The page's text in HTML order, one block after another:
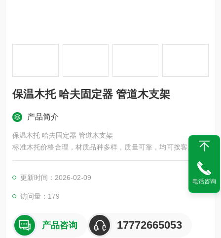
保温木托 哈夫固定器 管道木支架
产品简介
保温木托 哈夫固定器 管道木支架
标准木托价格合理，材质品种多样，质量可靠，均可按客户需求
组织生产各种异型木托。我公司生产的空调木托、铁卡具有防水
保温性强、 防振性、寿命长、硬度性强、结构简单、容易安装、
价格便宜、尺寸误差小、节能又环保.。我公司全国范围内货运，
受到广大客户的信赖,让客户在我公司买产品买的放心,用的满意!
更新时间：2026-02-09
访问量：179
产品咨询 17772665053
电话咨询